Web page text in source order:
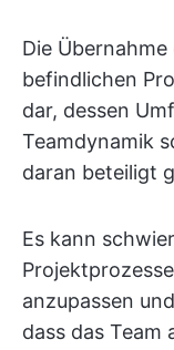
Die
befindlichen
dar, dessen
Teamdynamik
daran beteiligt
Es kann
anzupassen
dass das Team